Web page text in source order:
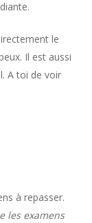
le
Il est aussi
A toi de voir
à repasser.
les examens